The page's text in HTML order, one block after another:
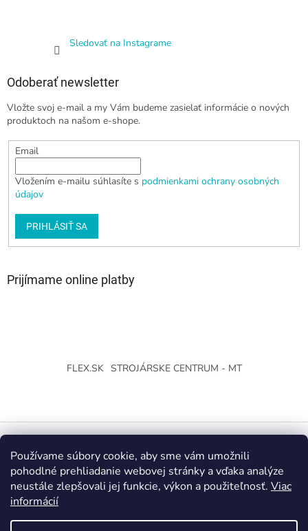
Používame súbory cookie, aby sme vám umožnili
pohodlné prehliadanie webovej stránky a vďaka analýze
neustále zlepšovali jej funkcie, výkon a použiteľnosť. Viac
informácií
Sledovať na Instagrame
Odoberať newsletter
Vložte svoj e-mail a my Vám budeme zasielať informácie o nových
produktoch na našom e-shope.
Email
Vložením e-mailu súhlasíte s podmienkami ochrany osobných
údajov
PRIHLÁSIŤ SA
Prijímame online platby
FLEX.SK STROJÁRSKE CENTRUM - MT
Vytvoril Shoptet
Copyright 2026